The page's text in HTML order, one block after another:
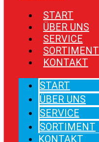
START
ÜBER UNS
SERVICE
SORTIMENT
KONTAKT
START
ÜBER UNS
SERVICE
SORTIMENT
KONTAKT